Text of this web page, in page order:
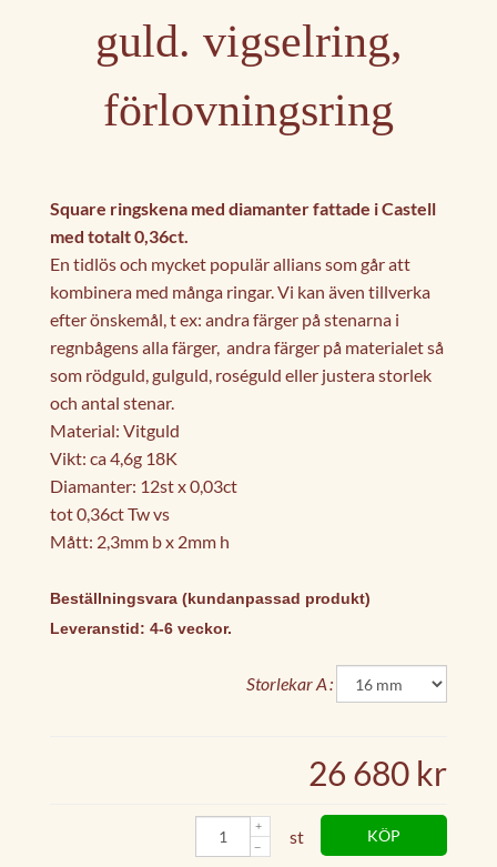
guld. vigselring,
förlovningsring
Square ringskena med diamanter fattade i Castell
med totalt 0,36ct.
En tidlös och mycket populär allians som går att
kombinera med många ringar. Vi kan även tillverka
efter önskemål, t ex: andra färger på stenarna i
regnbågens alla färger, andra färger på materialet så
som rödguld, gulguld, roséguld eller justera storlek
och antal stenar.
Material: Vitguld
Vikt: ca 4,6g 18K
Diamanter: 12st x 0,03ct
tot 0,36ct Tw vs
Mått: 2,3mm b x 2mm h
Beställningsvara (kundanpassad produkt)
Leveranstid: 4-6 veckor.
Storlekar A
26 680 kr
KÖP
st